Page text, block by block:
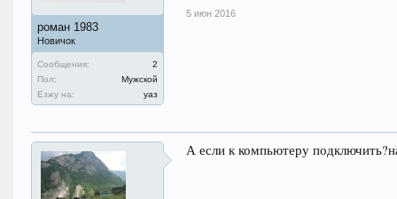
роман 1983
Новичок
Сообщения:
2
Пол:
Мужской
Езжу на:
уаз
5 июн 2016
А если к компьютеру